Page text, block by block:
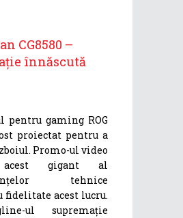
CG8580 –
înnăscută
pentru gaming ROG
proiectat pentru a
Promo-ul video
gigant al
tehnice
fidelitate acest lucru.
ul supremație